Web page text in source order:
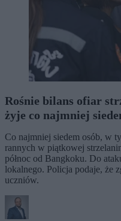
Rośnie bilans ofiar
żyje co najmniej
Co najmniej siedem osób, w
rannych w piątkowej
północ od Bangkoku. Do
lokalnego. Policja podaje, że
uczniów.